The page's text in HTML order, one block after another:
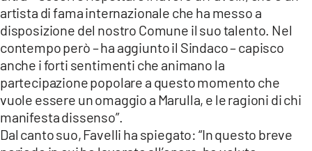
artista di fama internazionale che ha messo a
disposizione del nostro Comune il suo talento. Nel
contempo però – ha aggiunto il Sindaco – capisco
anche i forti sentimenti che animano la
partecipazione popolare a questo momento che
vuole essere un omaggio a Marulla, e le ragioni di chi
manifesta dissenso”.
Dal canto suo, Favelli ha spiegato: “In questo breve